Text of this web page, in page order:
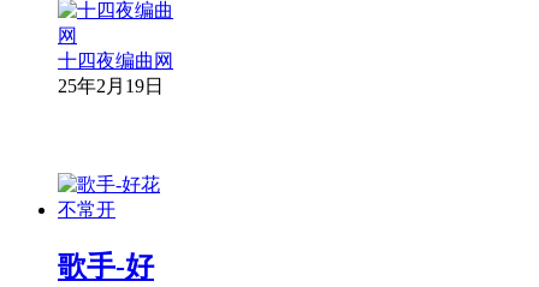
十四夜编曲网
25年2月19日
歌手-好